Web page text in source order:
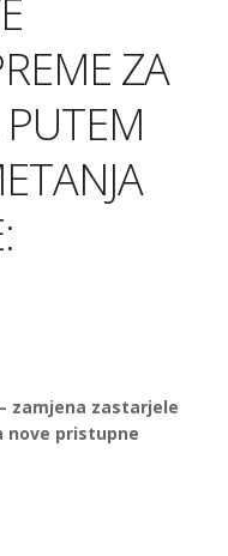
ZA
PUTEM
zamjena zastarjele
nove pristupne